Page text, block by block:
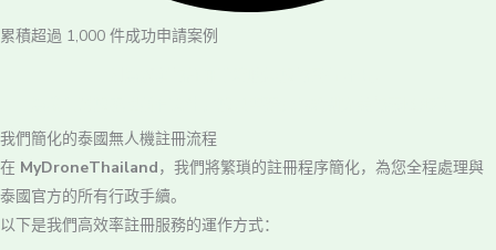
累積超過 1,000 件成功申請案例
我們簡化的泰國無人機註冊流程
在 MyDroneThailand，我們將繁瑣的註冊程序簡化，為您全程處理與
泰國官方的所有行政手續。
以下是我們高效率註冊服務的運作方式：